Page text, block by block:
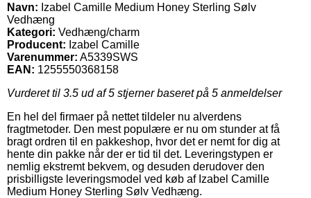
Navn: Izabel Camille Medium Honey Sterling Sølv
Vedhæng
Kategori: Vedhæng/charm
Producent: Izabel Camille
Varenummer: A5339SWS
EAN: 1255550368158
Vurderet til 3.5 ud af 5 stjerner baseret på 5 anmeldelser
En hel del firmaer på nettet tildeler nu alverdens
fragtmetoder. Den mest populære er nu om stunder at få
bragt ordren til en pakkeshop, hvor det er nemt for dig at
hente din pakke når der er tid til det. Leveringstypen er
nemlig ekstremt bekvem, og desuden derudover den
prisbilligste leveringsmodel ved køb af Izabel Camille
Medium Honey Sterling Sølv Vedhæng.